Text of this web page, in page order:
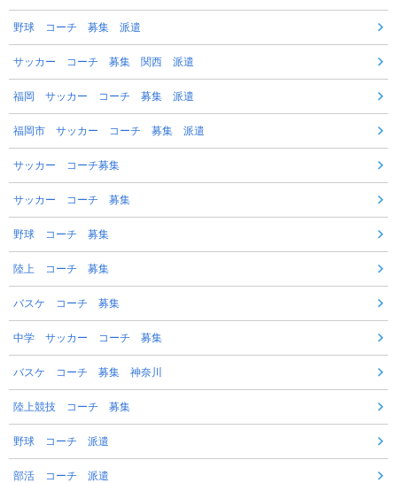
野球 コーチ 募集 派遣
サッカー コーチ 募集 関西 派遣
福岡 サッカー コーチ 募集 派遣
福岡市 サッカー コーチ 募集 派遣
サッカー コーチ募集
サッカー コーチ 募集
野球 コーチ 募集
陸上 コーチ 募集
バスケ コーチ 募集
中学 サッカー コーチ 募集
バスケ コーチ 募集 神奈川
陸上競技 コーチ 募集
野球 コーチ 派遣
部活 コーチ 派遣